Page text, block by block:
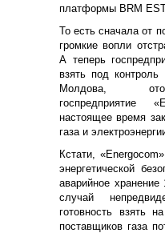
платформы BRM
То есть сначала от
громкие вопли
А теперь
взять под контроль
Молдова,
госпредприятие
настоящее время
газа и
Кстати,
энергетической
аварийное хранение
случай
готовность взять
поставщиков газа